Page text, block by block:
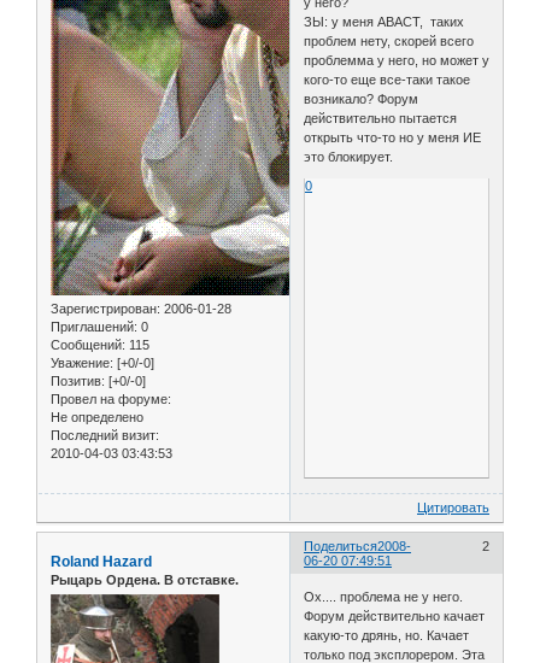
Зарегистрирован: 2006-01-28
Приглашений: 0
Сообщений: 115
Уважение: [+0/-0]
Позитив: [+0/-0]
Провел на форуме:
Не определено
Последний визит:
2010-04-03 03:43:53
ЗЫ: у меня АВАСТ, таких
проблем нету, скорей всего
проблемма у него, но может у
кого-то еще все-таки такое
возникало? Форум
действительно пытается
открыть что-то но у меня ИЕ
это блокирует.
0
Цитировать
Поделиться 2
2008-
06-20 07:49:51
Roland Hazard
Рыцарь Ордена. В отставке.
Ох.... проблема не у него.
Форум действительно качает
какую-то дрянь, но. Качает
только под эксплорером. Эта